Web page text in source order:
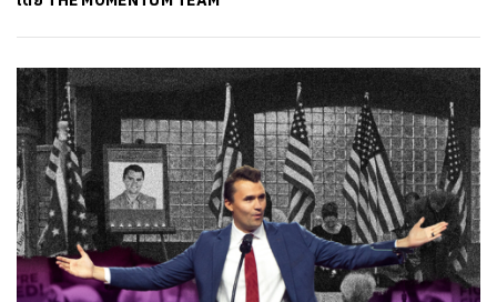
ค้นหา
SHARE TWEET LINE EMAIL